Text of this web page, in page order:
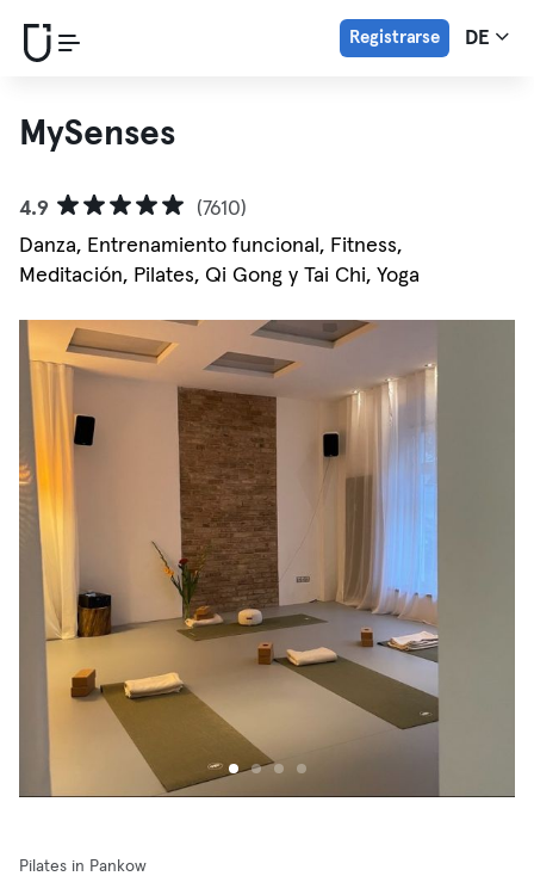
Registrarse DE
MySenses
4.9
(7610)
Danza, Entrenamiento funcional, Fitness,
Meditación, Pilates, Qi Gong y Tai Chi, Yoga
Pilates in Pankow